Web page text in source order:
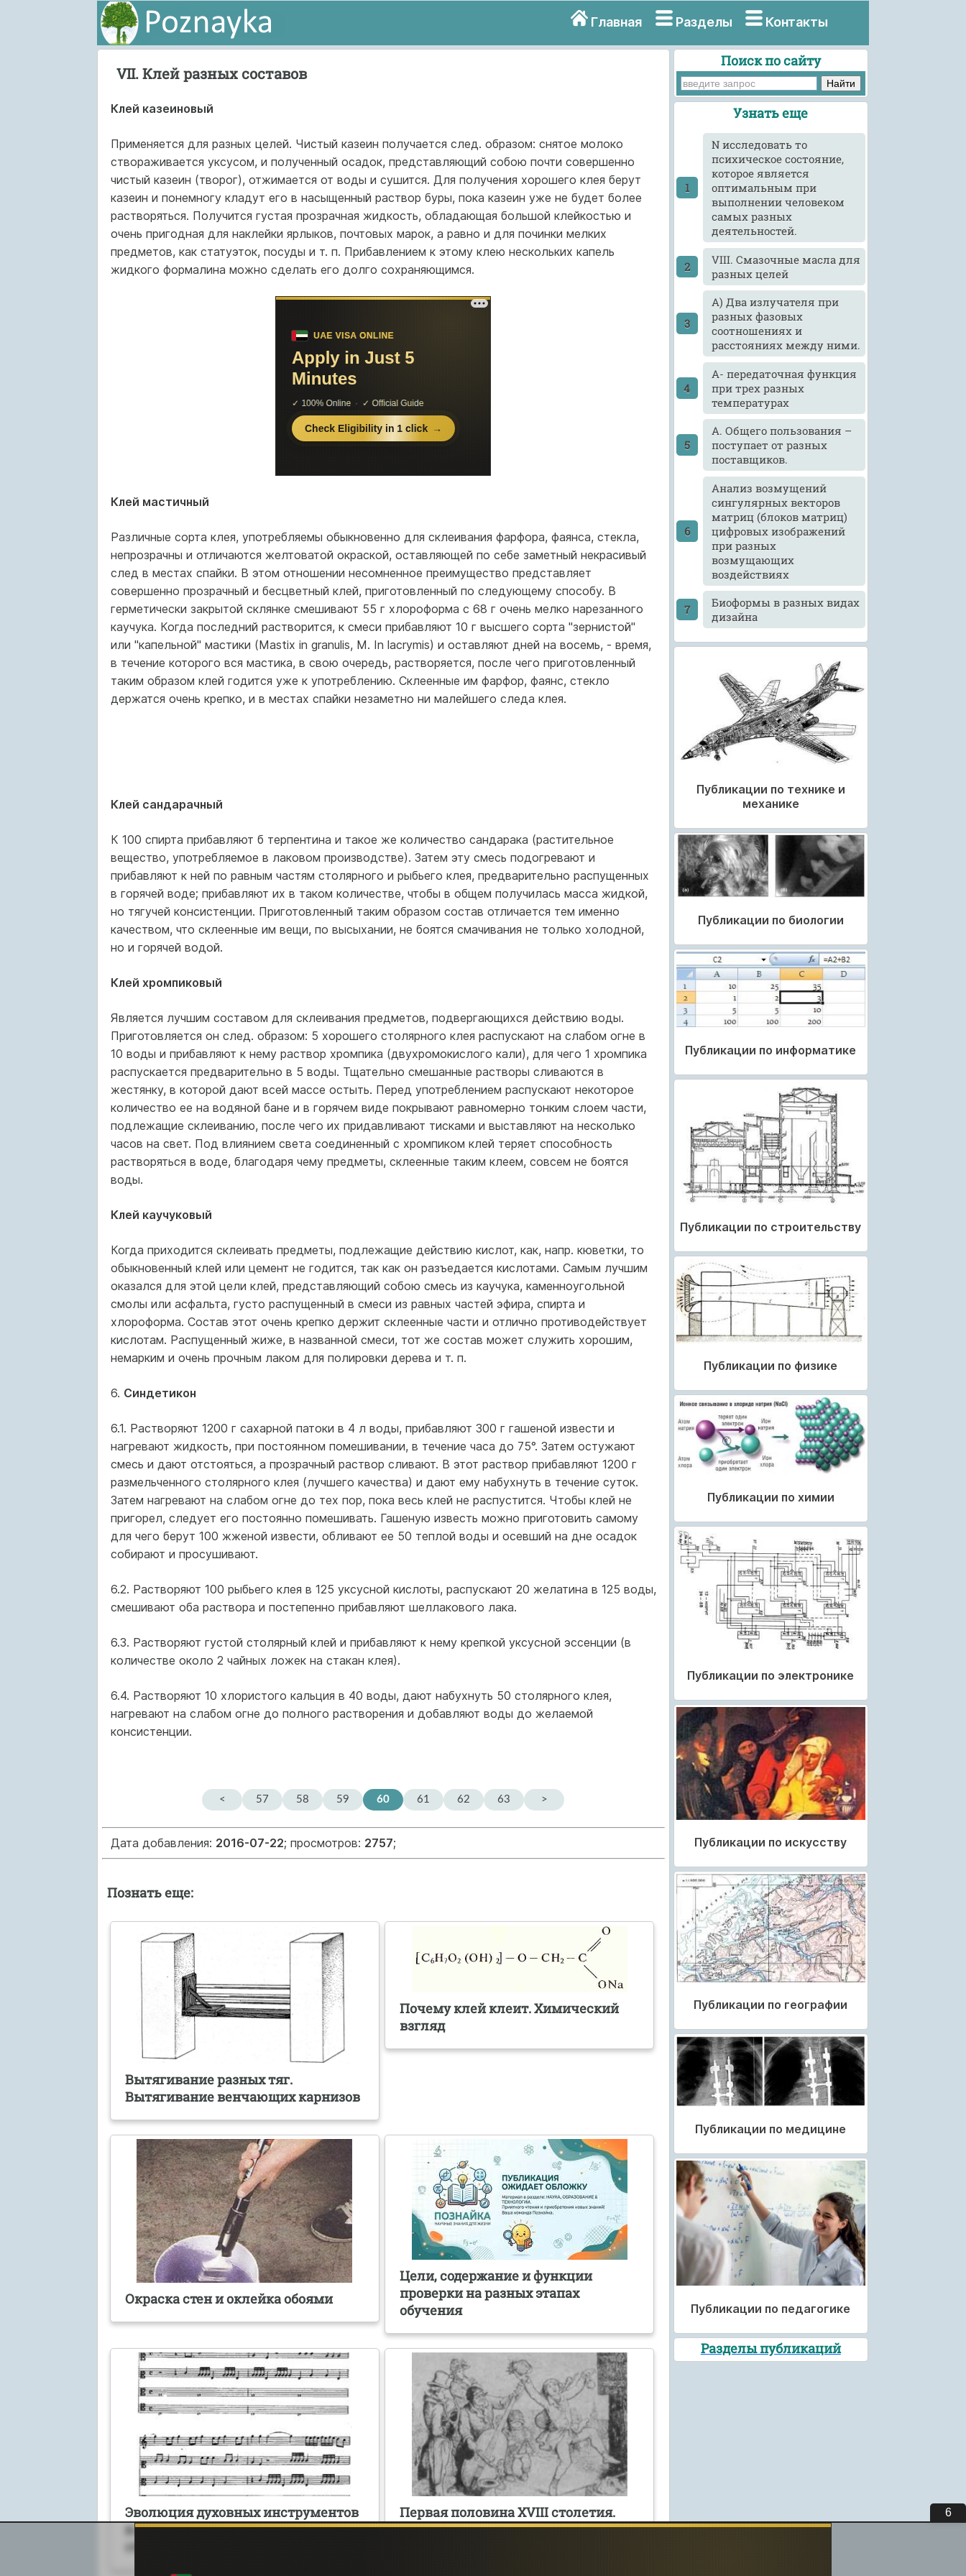
Главная Разделы Контакты
VII. Клей разных составов
Клей казеиновый
Применяется для разных целей. Чистый казеин получается след. образом: снятое молоко
створаживается уксусом, и полученный осадок, представляющий собою почти совершенно
чистый казеин (творог), отжимается от воды и сушится. Для получения хорошего клея берут
казеин и понемногу кладут его в насыщенный раствор буры, пока казеин уже не будет более
растворяться. Получится густая прозрачная жидкость, обладающая большой клейкостью и
очень пригодная для наклейки ярлыков, почтовых марок, а равно и для починки мелких
предметов, как статуэток, посуды и т. п. Прибавлением к этому клею нескольких капель
жидкого формалина можно сделать его долго сохраняющимся.
Клей мастичный
Различные сорта клея, употребляемы обыкновенно для склеивания фарфора, фаянса, стекла,
непрозрачны и отличаются желтоватой окраской, оставляющей по себе заметный некрасивый
след в местах спайки. В этом отношении несомненное преимущество представляет
совершенно прозрачный и бесцветный клей, приготовленный по следующему способу. В
герметически закрытой склянке смешивают 55 г хлороформа с 68 г очень мелко нарезанного
каучука. Когда последний растворится, к смеси прибавляют 10 г высшего сорта "зернистой"
или "капельной" мастики (Mastix in granulis, M. In lacrymis) и оставляют дней на восемь, - время,
в течение которого вся мастика, в свою очередь, растворяется, после чего приготовленный
таким образом клей годится уже к употреблению. Склеенные им фарфор, фаянс, стекло
держатся очень крепко, и в местах спайки незаметно ни малейшего следа клея.
Клей сандарачный
К 100 спирта прибавляют б терпентина и такое же количество сандарака (растительное
вещество, употребляемое в лаковом производстве). Затем эту смесь подогревают и
прибавляют к ней по равным частям столярного и рыбьего клея, предварительно распущенных
в горячей воде; прибавляют их в таком количестве, чтобы в общем получилась масса жидкой,
но тягучей консистенции. Приготовленный таким образом состав отличается тем именно
качеством, что склеенные им вещи, по высыхании, не боятся смачивания не только холодной,
но и горячей водой.
Клей хромпиковый
Является лучшим составом для склеивания предметов, подвергающихся действию воды.
Приготовляется он след. образом: 5 хорошего столярного клея распускают на слабом огне в
10 воды и прибавляют к нему раствор хромпика (двухромокислого кали), для чего 1 хромпика
распускается предварительно в 5 воды. Тщательно смешанные растворы сливаются в
жестянку, в которой дают всей массе остыть. Перед употреблением распускают некоторое
количество ее на водяной бане и в горячем виде покрывают равномерно тонким слоем части,
подлежащие склеиванию, после чего их придавливают тисками и выставляют на несколько
часов на свет. Под влиянием света соединенный с хромпиком клей теряет способность
растворяться в воде, благодаря чему предметы, склеенные таким клеем, совсем не боятся
воды.
Клей каучуковый
Когда приходится склеивать предметы, подлежащие действию кислот, как, напр. кюветки, то
обыкновенный клей или цемент не годится, так как он разъедается кислотами. Самым лучшим
оказался для этой цели клей, представляющий собою смесь из каучука, каменноугольной
смолы или асфальта, густо распущенный в смеси из равных частей эфира, спирта и
хлороформа. Состав этот очень крепко держит склеенные части и отлично противодействует
кислотам. Распущенный жиже, в названной смеси, тот же состав может служить хорошим,
немарким и очень прочным лаком для полировки дерева и т. п.
6. Синдетикон
6.1. Растворяют 1200 г сахарной патоки в 4 л воды, прибавляют 300 г гашеной извести и
нагревают жидкость, при постоянном помешивании, в течение часа до 75°. Затем остужают
смесь и дают отстояться, а прозрачный раствор сливают. В этот раствор прибавляют 1200 г
размельченного столярного клея (лучшего качества) и дают ему набухнуть в течение суток.
Затем нагревают на слабом огне до тех пор, пока весь клей не распустится. Чтобы клей не
пригорел, следует его постоянно помешивать. Гашеную известь можно приготовить самому
для чего берут 100 жженой извести, обливают ее 50 теплой воды и осевший на дне осадок
собирают и просушивают.
6.2. Растворяют 100 рыбьего клея в 125 уксусной кислоты, распускают 20 желатина в 125 воды,
смешивают оба раствора и постепенно прибавляют шеллакового лака.
6.3. Растворяют густой столярный клей и прибавляют к нему крепкой уксусной эссенции (в
количестве около 2 чайных ложек на стакан клея).
6.4. Растворяют 10 хлористого кальция в 40 воды, дают набухнуть 50 столярного клея,
нагревают на слабом огне до полного растворения и добавляют воды до желаемой
консистенции.
< 57 58 59 60 61 62 63 >
Дата добавления: 2016-07-22; просмотров: 2757;
Познать еще:
Вытягивание разных тяг.
Вытягивание венчающих карнизов
Почему клей клеит. Химический
взгляд
Окраска стен и оклейка обоями
Цели, содержание и функции
проверки на разных этапах
обучения
Эволюция духовных инструментов
в музыкальном творчестве XVII
столетия
Первая половина XVIII столетия.
Музыкальная жизнь.
Поиск по сайту
Узнать еще
N исследовать то
психическое состояние,
которое является
оптимальным при
выполнении человеком
самых разных
деятельностей.
VIII. Смазочные масла для
разных целей
А) Два излучателя при
разных фазовых
соотношениях и
расстояниях между ними.
А- передаточная функция
при трех разных
температурах
А. Общего пользования –
поступает от разных
поставщиков.
Анализ возмущений
сингулярных векторов
матриц (блоков матриц)
цифровых изображений
при разных
возмущающих
воздействиях
Биоформы в разных видах
дизайна
Публикации по технике и
механике
Публикации по биологии
Публикации по информатике
Публикации по строительству
Публикации по физике
Публикации по химии
Публикации по электронике
Публикации по искусству
Публикации по географии
Публикации по медицине
Публикации по педагогике
Разделы публикаций
5